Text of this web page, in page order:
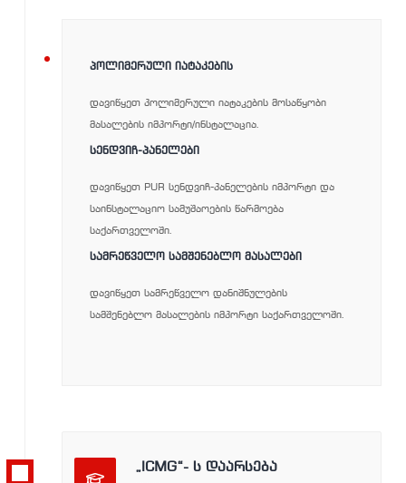
2010-
2012
ᲞᲝᲚᲘᲛᲔᲠᲣᲚᲘ ᲘᲐᲢᲐᲙᲔᲑᲘᲡ
დავიწყეთ პოლიმერული იატაკების მოსაწყობი
მასალების იმპორტი/ინსტალაცია.
ᲡᲔᲜᲓᲕᲘᲩ-ᲞᲐᲜᲔᲚᲔᲑᲘ
დავიწყეთ PUR სენდვიჩ-პანელების იმპორტი და
საინსტალაციო სამუშაოების წარმოება
საქართველოში.
ᲡᲐᲛᲠᲔᲬᲕᲔᲚᲝ ᲡᲐᲛᲨᲔᲜᲔᲑᲚᲝ ᲛᲐᲡᲐᲚᲔᲑᲘ
დავიწყეთ სამრეწველო დანიშნულების
სამშენებლო მასალების იმპორტი საქართველოში.
„ICMG“- ს დაარსება